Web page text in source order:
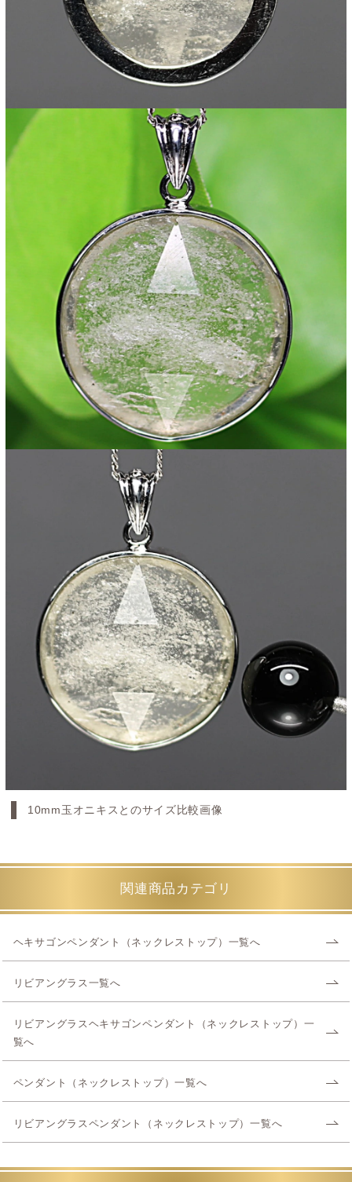
10mm玉オニキスとのサイズ比較画像
関連商品カテゴリ
ヘキサゴンペンダント（ネックレストップ）一覧へ
リビアングラス一覧へ
リビアングラスヘキサゴンペンダント（ネックレストップ）一
覧へ
ペンダント（ネックレストップ）一覧へ
リビアングラスペンダント（ネックレストップ）一覧へ